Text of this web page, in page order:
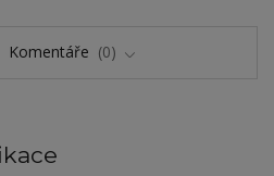
Komentáře 0